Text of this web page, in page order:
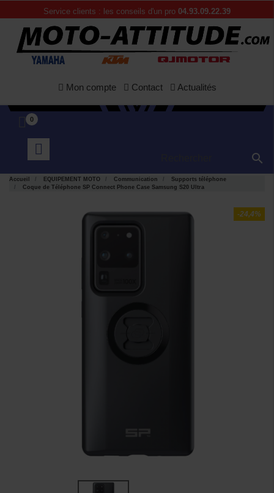
Service clients : les conseils d'un pro 04.93.09.22.39
Mon compte Contact Actualités
0

Accueil EQUIPEMENT MOTO Communication
Supports téléphone
Coque de Téléphone SP Connect Phone Case Samsung S20 Ultra
-24,4%